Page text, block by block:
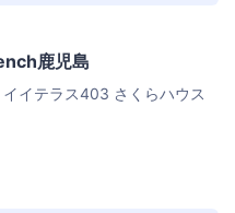
鹿児島
イテラス403 さくらハウス